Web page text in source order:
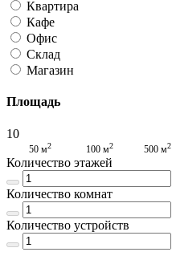
Квартира
Кафе
Офис
Склад
Магазин
Площадь
10
50 м2 100 м2 500 м2
Количество этажей
Количество комнат
Количество устройств